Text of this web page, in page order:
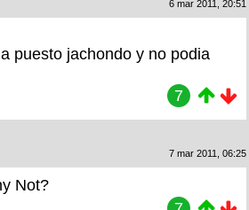
6 mar 2011, 20:51
puesto jachondo y no podia
7
7 mar 2011, 06:25
Not?